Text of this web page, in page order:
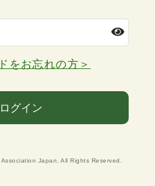
をお忘れの方＞
ログイン
Japan. All Rights Reserved.